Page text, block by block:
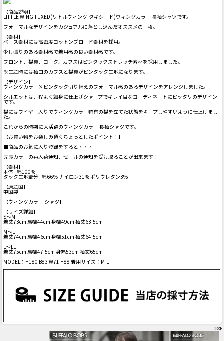
【商品説明】
LITTLE WING-TUXED(リトルウィング-タキシード)ウィングカラー 長袖シャツです。
フォーマルなデザインをカジュアルに落とし込んだオススメの一枚。
【素材】
ベース素材には高密度コットンブロード素材を採用。
少し張りのある素材感で着用感の良い素材感です。
フロント、襟裏、ヨーク、カフスはピンタックストレッチ素材を採用しました。
※生産時には袖口のカフスと襟裏がピンタック生地になります。
【デザイン】
ウィングカラー×ピンタック切り替えのフォーマル感のあるデザインをアレンジしました。
シルエットは、程よく細身に仕上げシャープでキレイ目なコーディネートにピッタリのデザイン
です。
襟にはワイヤー入りでウィングカラー特有の襟を立てた状態をキープしやすいように仕上げまし
た。
これからの時期に大活躍のウィングカラー 長袖シャツです。
【お買い物をお楽しみ頂くちょっとしたポイント！】
■商品のお気に入り登録をすると・・・
完売カラーの再入荷通知、セールの通知を受け取ることが出来ます！
【素材】
本体 : 綿100%
タック生地部分 : 綿66％ ナイロン31% ポリウレタン3%
【原産国】
中国製
【ウィングカラー シャツ】
【サイズ詳細】
S～M
着丈73cm 肩幅44cm 身幅49cm 袖丈63.5cm
M～L
着丈74cm 肩幅46cm 身幅51cm 袖丈64.5cm
L～LL
着丈75cm 肩幅47.5cm 身幅53cm 袖丈65cm
MODEL：H180 B83 W71 H88 着用サイズ：M-L